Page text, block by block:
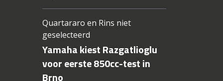
Quartararo en Rins niet
geselecteerd
Yamaha kiest Razgatlioglu
voor eerste 850cc-test in
Brno